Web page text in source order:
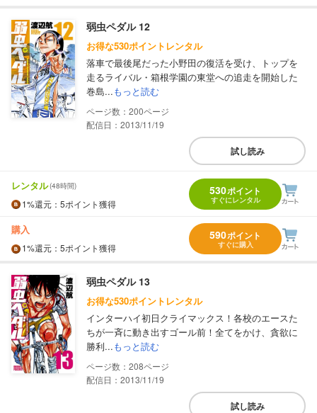
弱虫ペダル 12
お得な530ポイントレンタル
落車で最後尾だった小野田の復活を受け、トップを
走るライバル・箱根学園の東堂への追走を開始した
巻島...もっと読む
200
配信日：2013/11/19
試し読み
レンタル(48時間)
1%還元 ：5ポイント獲得
530ポイント
すぐにレンタル
購入
1%還元 ：5ポイント獲得
590ポイント
すぐに購入
弱虫ペダル 13
お得な530ポイントレンタル
インターハイ初日クライマックス！各校のエースた
ちが一斉に動き出すゴール前！全てをかけ、貪欲に
勝利...もっと読む
208
配信日：2013/11/19
試し読み